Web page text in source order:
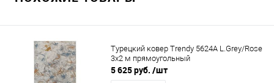
Турецкий ковер Trendy 5624A L.Grey/Rose
3x2 м прямоугольный
5 625 руб. /шт